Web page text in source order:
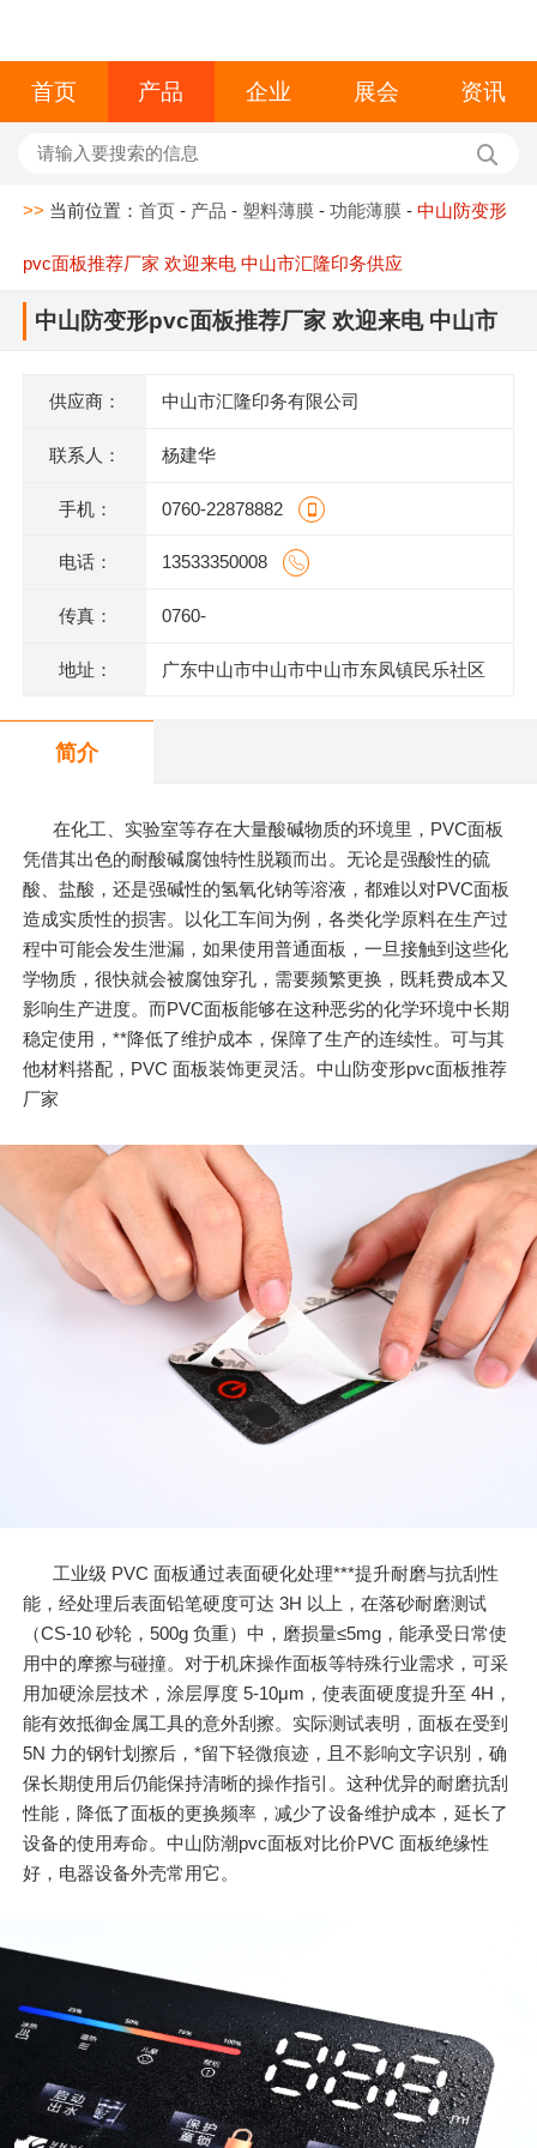
首页 产品 企业 展会 资讯
>> 当前位置：首页 - 产品 - 塑料薄膜 -功能薄膜 -中山防变形
pvc面板推荐厂家 欢迎来电 中山市汇隆印务供应
中山防变形pvc面板推荐厂家 欢迎来电 中山市
供应商： 中山市汇隆印务有限公司
联系人： 杨建华
手机： 0760-22878882
电话： 13533350008
传真： 0760-
地址： 广东中山市中山市中山市东凤镇民乐社区
简介
在化工、实验室等存在大量酸碱物质的环境里，PVC面板
凭借其出色的耐酸碱腐蚀特性脱颖而出。无论是强酸性的硫
酸、盐酸，还是强碱性的氢氧化钠等溶液，都难以对PVC面板
造成实质性的损害。以化工车间为例，各类化学原料在生产过
程中可能会发生泄漏，如果使用普通面板，一旦接触到这些化
学物质，很快就会被腐蚀穿孔，需要频繁更换，既耗费成本又
影响生产进度。而PVC面板能够在这种恶劣的化学环境中长期
稳定使用，**降低了维护成本，保障了生产的连续性。可与其
他材料搭配，PVC 面板装饰更灵活。中山防变形pvc面板推荐
厂家
工业级 PVC 面板通过表面硬化处理***提升耐磨与抗刮性
能，经处理后表面铅笔硬度可达 3H 以上，在落砂耐磨测试
（CS-10 砂轮，500g 负重）中，磨损量≤5mg，能承受日常使
用中的摩擦与碰撞。对于机床操作面板等特殊行业需求，可采
用加硬涂层技术，涂层厚度 5-10μm，使表面硬度提升至 4H，
能有效抵御金属工具的意外刮擦。实际测试表明，面板在受到
5N 力的钢针划擦后，*留下轻微痕迹，且不影响文字识别，确
保长期使用后仍能保持清晰的操作指引。这种优异的耐磨抗刮
性能，降低了面板的更换频率，减少了设备维护成本，延长了
设备的使用寿命。中山防潮pvc面板对比价PVC 面板绝缘性
好，电器设备外壳常用它。